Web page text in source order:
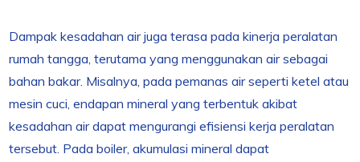
Dampak kesadahan air juga terasa pada kinerja peralatan
rumah tangga, terutama yang menggunakan air sebagai
bahan bakar. Misalnya, pada pemanas air seperti ketel atau
mesin cuci, endapan mineral yang terbentuk akibat
kesadahan air dapat mengurangi efisiensi kerja peralatan
tersebut. Pada boiler, akumulasi mineral dapat